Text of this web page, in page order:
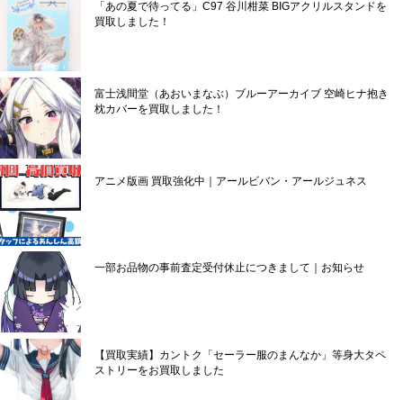
「あの夏で待ってる」C97 谷川柑菜 BIGアクリルスタンドを
買取しました！
富士浅間堂（あおいまなぶ）ブルーアーカイブ 空崎ヒナ抱き
枕カバーを買取しました！
アニメ版画 買取強化中｜アールビバン・アールジュネス
一部お品物の事前査定受付休止につきまして｜お知らせ
【買取実績】カントク「セーラー服のまんなか」等身大タペ
ストリーをお買取しました